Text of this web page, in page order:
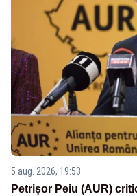
5 aug. 2026, 19:53
Petrișor Peiu (AUR)